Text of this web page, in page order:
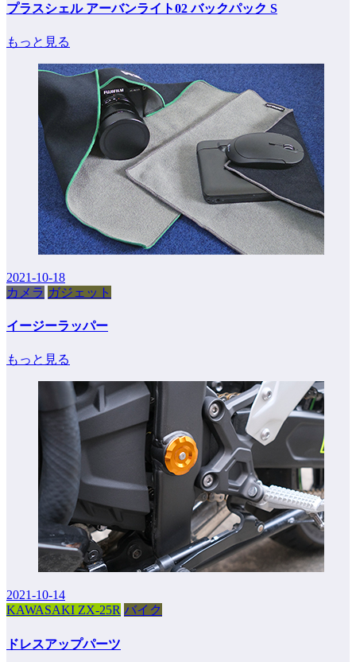
プラスシェル アーバンライト02 バックパック S
もっと見る
2021-10-18
カメラ ガジェット
イージーラッパー
もっと見る
2021-10-14
KAWASAKI ZX-25R バイク
ドレスアップパーツ